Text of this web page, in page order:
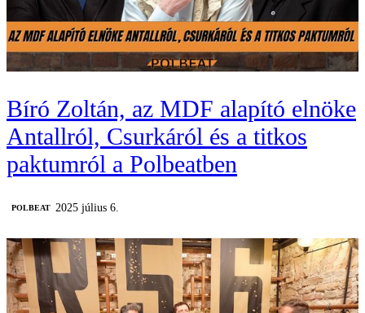
Bíró Zoltán, az MDF alapító elnöke
Antallról, Csurkáról és a titkos
paktumról a Polbeatben
‎POLBEAT 2025 július 6.